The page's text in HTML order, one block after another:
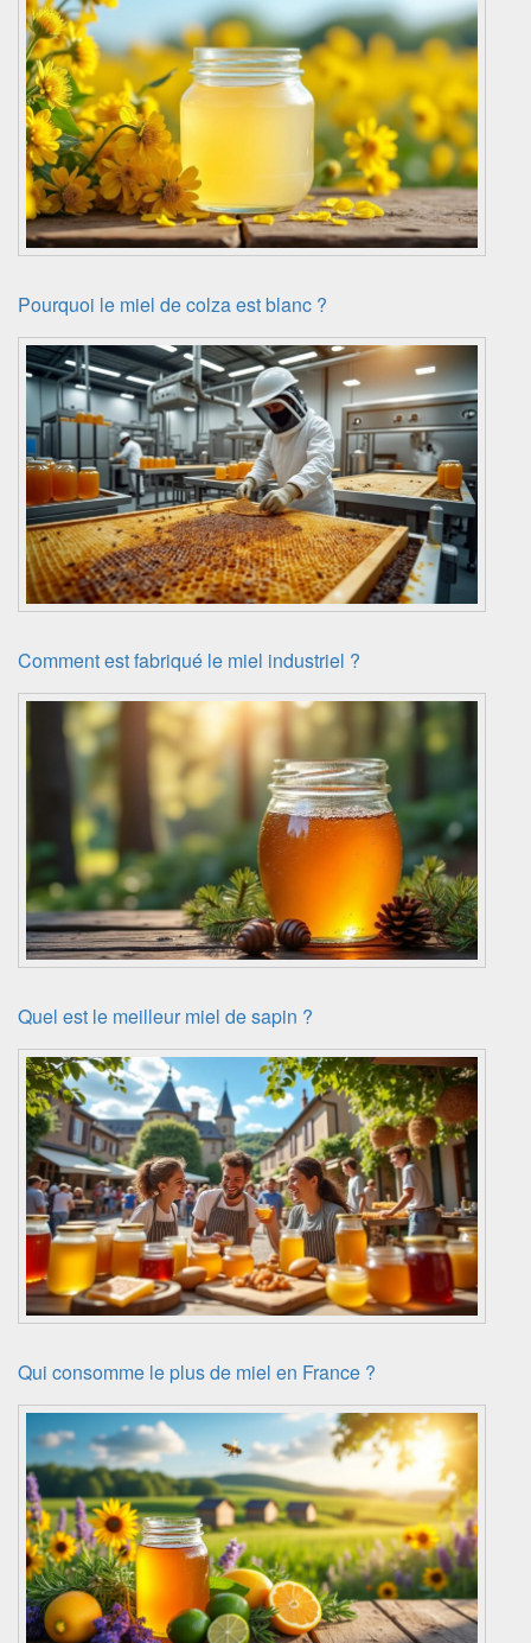
Pourquoi le miel de colza est blanc ?
Comment est fabriqué le miel industriel ?
Quel est le meilleur miel de sapin ?
Qui consomme le plus de miel en France ?